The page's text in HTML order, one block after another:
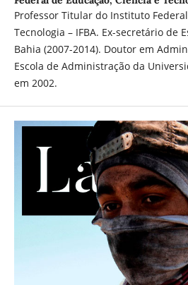
Professor Titular do Instituto
Tecnologia – IFBA. Ex-secretário de
Bahia (2007-2014). Doutor em
Escola de Administração da
em 2002.